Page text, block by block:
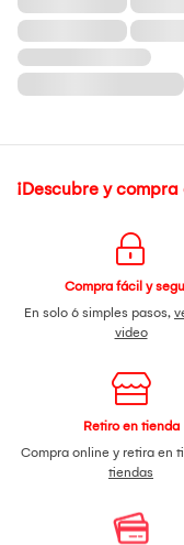
¡Descubre y
Compra fácil y
En solo 6 simples pasos,
video
Retiro en tienda
Compra online y retira en
tiendas